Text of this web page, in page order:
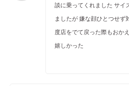
談に乗ってくれました サイ
ましたが 嫌な顔ひとつせず
度店をでて戻った際もおか
嬉しかった